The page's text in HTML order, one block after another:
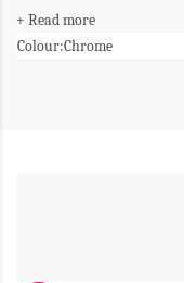
+ Read more
Colour:Chrome